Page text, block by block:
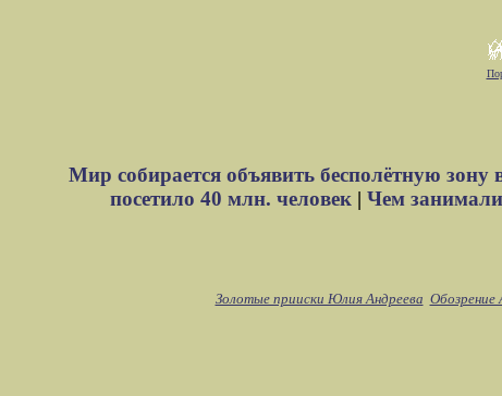
Мир собирается объявить бесполётную зону
посетило 40 млн. человек| Чем
Золотые прииски Юлия Андреева Обозрение